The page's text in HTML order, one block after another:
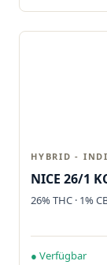
HYBRID -
NICE 26/1
26% THC · 1%
● Verfügbar